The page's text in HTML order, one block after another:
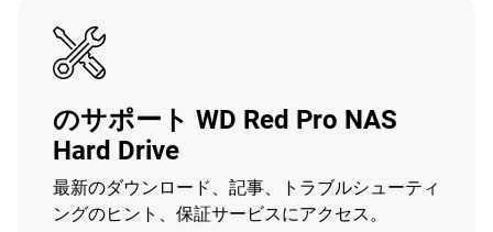
のサポート WD Red Pro NAS
Hard Drive
最新のダウンロード、記事、トラブルシューティ
ングのヒント、保証サービスにアクセス。